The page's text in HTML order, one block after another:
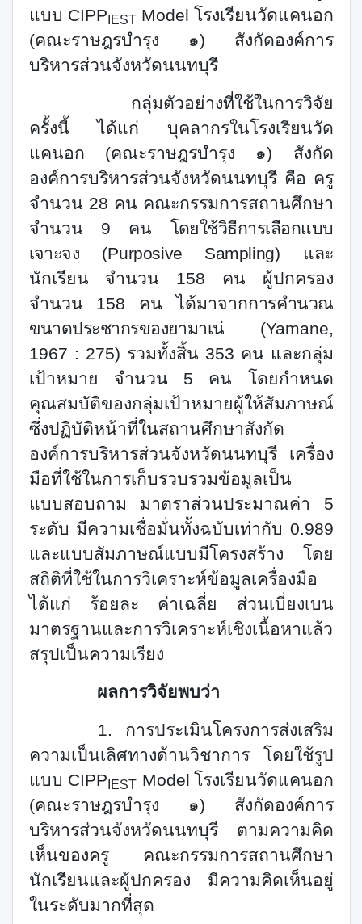
แบบ CIPP IESTModel โรงเรียนวัดแคนอก
(คณะราษฎรบำรุง ๑) สังกัดองค์การ
บริหารส่วนจังหวัดนนทบุรี
กลุ่มตัวอย่างที่ใช้ในการวิจัย
ครั้งนี้ ได้แก่ บุคลากรในโรงเรียนวัด
แคนอก (คณะราษฎรบำรุง ๑) สังกัด
องค์การบริหารส่วนจังหวัดนนทบุรี คือ ครู
จำนวน 28 คน คณะกรรมการสถานศึกษา
จำนวน 9 คน โดยใช้วิธีการเลือกแบบ
เจาะจง (Purposive Sampling) และ
นักเรียน จำนวน 158 คน ผู้ปกครอง
จำนวน 158 คน ได้มาจากการคำนวณ
ขนาดประชากรของยามาเน่ (Yamane,
1967 : 275) รวมทั้งสิ้น 353 คน และกลุ่ม
เป้าหมาย จำนวน 5 คน โดยกำหนด
คุณสมบัติของกลุ่มเป้าหมายผู้ให้สัมภาษณ์
ซึ่งปฏิบัติหน้าที่ในสถานศึกษาสังกัด
องค์การบริหารส่วนจังหวัดนนทบุรีเครื่อง
มือที่ใช้ในการเก็บรวบรวมข้อมูลเป็น
แบบสอบถาม มาตราส่วนประมาณค่า 5
ระดับ มีความเชื่อมั่นทั้งฉบับเท่ากับ 0.989
และแบบสัมภาษณ์แบบมีโครงสร้าง โดย
สถิติที่ใช้ในการวิเคราะห์ข้อมูลเครื่องมือ
ได้แก่ ร้อยละ ค่าเฉลี่ย ส่วนเบี่ยงเบน
มาตรฐานและการวิเคราะห์เชิงเนื้อหาแล้ว
สรุปเป็นความเรียง
ผลการวิจัยพบว่า
1.
การประเมินโครงการส่งเสริม
ความเป็นเลิศทางด้านวิชาการ โดยใช้รูป
แบบ CIPP IEST Model โรงเรียนวัดแคนอก
(คณะราษฎรบำรุง ๑) สังกัดองค์การ
บริหารส่วนจังหวัดนนทบุรี ตามความคิด
เห็นของครู คณะกรรมการสถานศึกษา
นักเรียนและผู้ปกครอง มีความคิดเห็นอยู่
ในระดับมากที่สุด